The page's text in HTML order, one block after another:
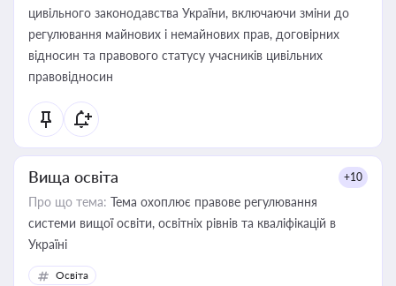
цивільного законодавства України, включаючи зміни до
регулювання майнових і немайнових прав, договірних
відносин та правового статусу учасників цивільних
правовідносин
Вища освіта +10
Про що тема: Тема охоплює правове регулювання
системи вищої освіти, освітніх рівнів та кваліфікацій в
Україні
Освіта